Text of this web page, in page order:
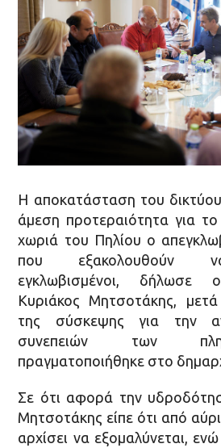
Η αποκατάσταση του
άμεση προτεραιότητα για
χωριά του Πηλίου ο
που εξακολουθούν
εγκλωβισμένοι, δήλωσε
Κυριάκος Μητσοτάκης,
της σύσκεψης για την
συνεπειών των
πραγματοποιήθηκε στο
Σε ότι αφορά την
Μητσοτάκης είπε ότι από
αρχίσει να εξομαλύνεται, ενώ